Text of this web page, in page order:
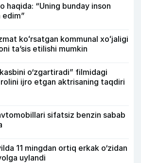
haqida: “Uning bunday inson
edim”
koʻrsatgan kommunal xoʻjaligi
taʼsis etilishi mumkin
o‘zgartiradi” filmidagi
ijro etgan aktrisaning taqdiri
sifatsiz benzin sabab
11 mingdan ortiq erkak o‘zidan
uylandi